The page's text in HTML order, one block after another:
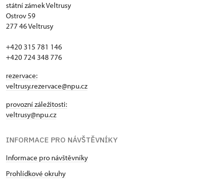
státní zámek Veltrusy
Ostrov 59
277 46 Veltrusy
+420 315 781 146
+420 724 348 776
rezervace:
veltrusy.rezervace@npu.cz
provozní záležitosti:
veltrusy@npu.cz
INFORMACE PRO NÁVŠTĚVNÍKY
Informace pro návštěvníky
Prohlídkové okruhy